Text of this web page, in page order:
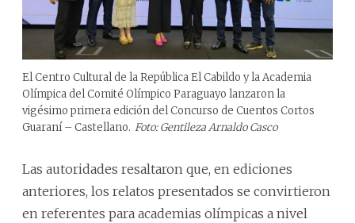
El Centro Cultural de la República El Cabildo y la Academia
Olímpica del Comité Olímpico Paraguayo lanzaron la
vigésimo primera edición del Concurso de Cuentos Cortos
Guaraní – Castellano. Foto: Gentileza Arnaldo Casco
Las autoridades resaltaron que, en ediciones
anteriores, los relatos presentados se convirtieron
en referentes para academias olímpicas a nivel